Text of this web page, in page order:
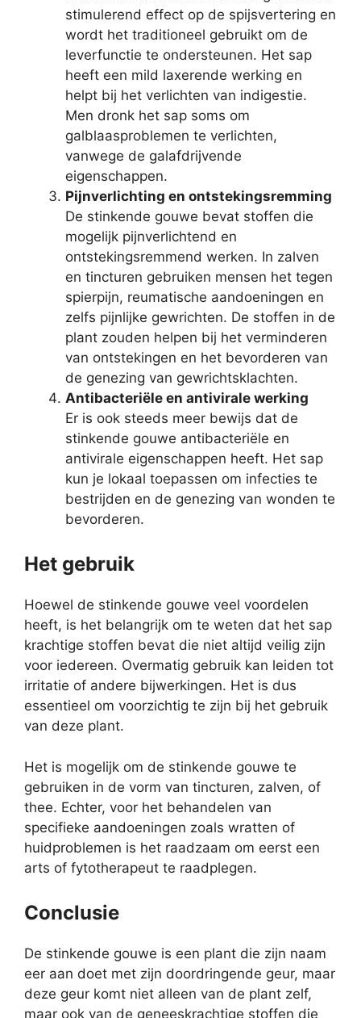
stimulerend effect op de spijsvertering en
wordt het traditioneel gebruikt om de
leverfunctie te ondersteunen. Het sap
heeft een mild laxerende werking en
helpt bij het verlichten van indigestie.
Men dronk het sap soms om
galblaasproblemen te verlichten,
vanwege de galafdrijvende
eigenschappen.
Pijnverlichting en ontstekingsremming
De stinkende gouwe bevat stoffen die
mogelijk pijnverlichtend en
ontstekingsremmend werken. In zalven
en tincturen gebruiken mensen het tegen
spierpijn, reumatische aandoeningen en
zelfs pijnlijke gewrichten. De stoffen in de
plant zouden helpen bij het verminderen
van ontstekingen en het bevorderen van
de genezing van gewrichtsklachten.
Antibacteriële en antivirale werking
Er is ook steeds meer bewijs dat de
stinkende gouwe antibacteriële en
antivirale eigenschappen heeft. Het sap
kun je lokaal toepassen om infecties te
bestrijden en de genezing van wonden te
bevorderen.
Het gebruik
Hoewel de stinkende gouwe veel voordelen
heeft, is het belangrijk om te weten dat het sap
krachtige stoffen bevat die niet altijd veilig zijn
voor iedereen. Overmatig gebruik kan leiden tot
irritatie of andere bijwerkingen. Het is dus
essentieel om voorzichtig te zijn bij het gebruik
van deze plant.
Het is mogelijk om de stinkende gouwe te
gebruiken in de vorm van tincturen, zalven, of
thee. Echter, voor het behandelen van
specifieke aandoeningen zoals wratten of
huidproblemen is het raadzaam om eerst een
arts of fytotherapeut te raadplegen.
Conclusie
De stinkende gouwe is een plant die zijn naam
eer aan doet met zijn doordringende geur, maar
deze geur komt niet alleen van de plant zelf,
maar ook van de geneeskrachtige stoffen die